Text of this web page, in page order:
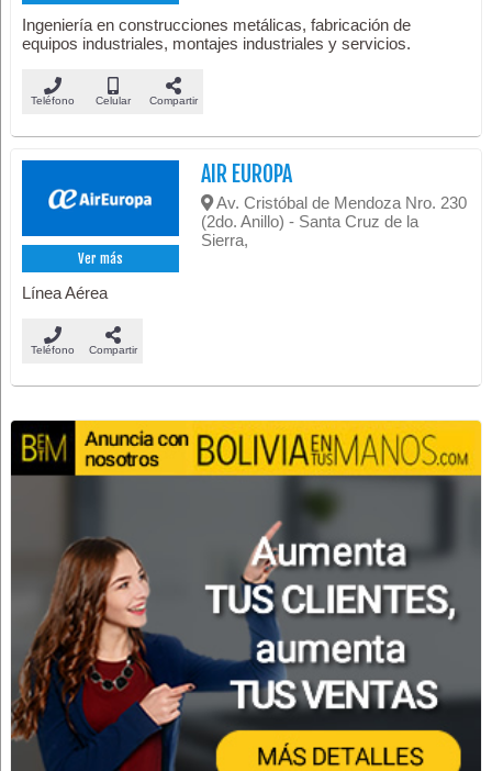
Ingeniería en construcciones metálicas, fabricación de
equipos industriales, montajes industriales y servicios.
Teléfono Celular Compartir
Ver más
AIR EUROPA
Av. Cristóbal de Mendoza Nro. 230
(2do. Anillo) - Santa Cruz de la
Sierra,
Línea Aérea
Teléfono Compartir